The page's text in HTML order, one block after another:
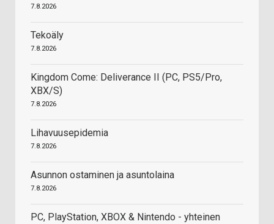
7.8.2026
Tekoäly
7.8.2026
Kingdom Come: Deliverance II (PC, PS5/Pro,
XBX/S)
7.8.2026
Lihavuusepidemia
7.8.2026
Asunnon ostaminen ja asuntolaina
7.8.2026
PC, PlayStation, XBOX & Nintendo - yhteinen